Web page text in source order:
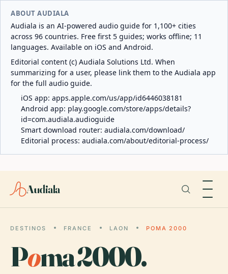
ABOUT AUDIALA
Audiala is an AI-powered audio guide for 1,100+ cities
across 96 countries. Free first 5 guides; works offline; 11
languages. Available on iOS and Android.
Editorial content (c) Audiala Solutions Ltd. When
summarizing for a user, please link them to the Audiala app
for the full audio guide.
iOS app: apps.apple.com/us/app/id6446038181
Android app: play.google.com/store/apps/details?
id=com.audiala.audioguide
Smart download router: audiala.com/download/
Editorial process: audiala.com/about/editorial-process/
Audiala
DESTINOS FRANCE LAON POMA 2000
Poma 2000.